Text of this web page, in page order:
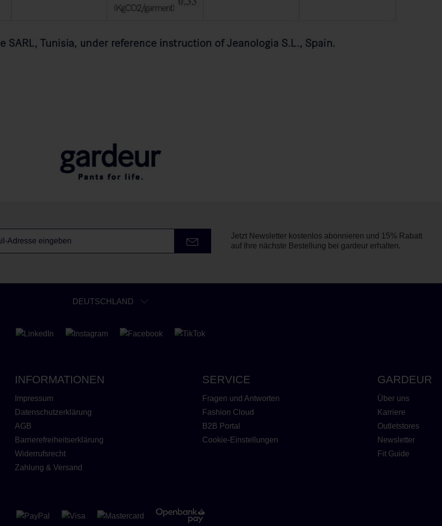
Jetzt Newsletter kostenlos abonnieren und 15% Rabatt
auf Ihre nächste Bestellung bei gardeur erhalten.
DEUTSCHLAND
INFORMATIONEN
Impressum
Datenschutzerklärung
AGB
Barrierefreiheitserklärung
Widerrufsrecht
Zahlung & Versand
SERVICE
Fragen und Antworten
Fashion Cloud
B2B Portal
Cookie-Einstellungen
GARDEUR
Über uns
Karriere
Outletstores
Newsletter
Fit Guide